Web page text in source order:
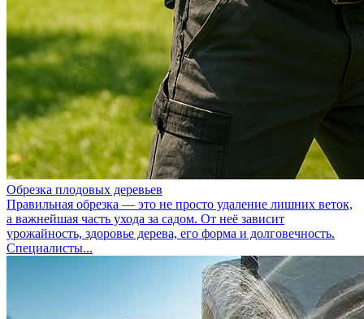
Обрезка плодовых деревьев
Правильная обрезка — это не просто удаление лишних веток,
а важнейшая часть ухода за садом. От неё зависит
урожайность, здоровье дерева, его форма и долговечность.
Специалисты...